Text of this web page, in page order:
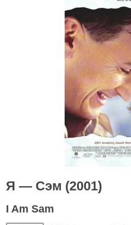
Я — Сэм (2001)
I Am Sam